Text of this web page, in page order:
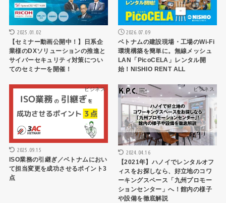
2025.01.02
【セミナー動画公開中！】日系企
業様のDXソリューションの推進と
サイバーセキュリティ対策につい
てのセミナーを開催！
2026.07.09
ベトナムの建設現場・工場のWi-Fi
環境構築を簡単に。無線メッシュ
LAN「PicoCELA」レンタル開
始！NISHIO RENT ALL
ビジネス
2025.09.15
ISO業務の引継ぎ／ベトナムにおい
て担当変更を成功させるポイント3
点
ビジネス
2024.04.16
【2021年】ハノイでレンタルオフ
ィスをお探しなら、好立地のコワ
ーキングスペース「九州プロモー
ションセンター」へ！館内の様子
や設備を徹底解説